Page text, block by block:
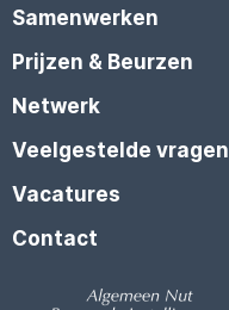
Samenwerken
Prijzen & Beurzen
Netwerk
Veelgestelde vragen
Vacatures
Contact